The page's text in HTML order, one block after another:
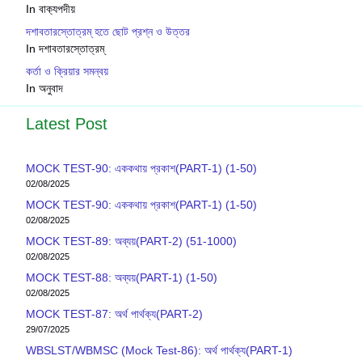
In বাক‍্যপদীয়
দশাবতারস্তোত্রম্ হতে ছোট প্রশ্ন ও উত্তর
In দশাবতারস্তোত্রম্
কর্তা ও ক্রিয়ার সমন্বয়
In অনুবাদ
Latest Post
MOCK TEST-90: এককথায় প্রকাশ(PART-1) (1-50)
02/08/2025
MOCK TEST-90: এককথায় প্রকাশ(PART-1) (1-50)
02/08/2025
MOCK TEST-89: অব্যয়(PART-2) (51-1000)
02/08/2025
MOCK TEST-88: অব্যয়(PART-1) (1-50)
02/08/2025
MOCK TEST-87: অর্থ পার্থক্য(PART-2)
29/07/2025
WBSLST/WBMSC (Mock Test-86): অর্থ পার্থক্য(PART-1)